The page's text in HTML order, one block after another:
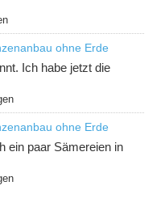
ohne Erde
Ich habe jetzt die
ohne Erde
ein paar Sämereien in